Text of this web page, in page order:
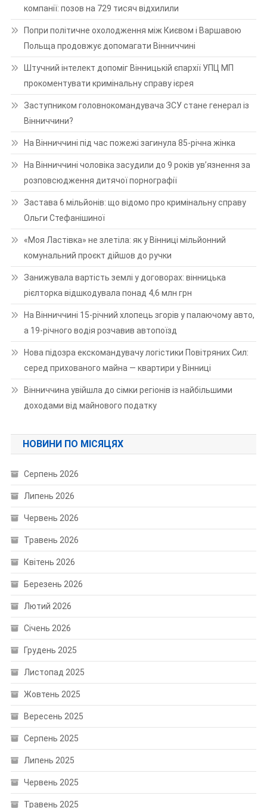
компанії: позов на 729 тисяч відхилили
Попри політичне охолодження між Києвом і Варшавою
Польща продовжує допомагати Вінниччині
Штучний інтелект допоміг Вінницькій єпархії УПЦ МП
прокоментувати кримінальну справу ієрея
Заступником головнокомандувача ЗСУ стане генерал із
Вінниччини?
На Вінниччині під час пожежі загинула 85-річна жінка
На Вінниччині чоловіка засудили до 9 років ув’язнення за
розповсюдження дитячої порнографії
Застава 6 мільйонів: що відомо про кримінальну справу
Ольги Стефанішиної
«Моя Ластівка» не злетіла: як у Вінниці мільйонний
комунальний проєкт дійшов до ручки
Занижувала вартість землі у договорах: вінницька
рієлторка відшкодувала понад 4,6 млн грн
На Вінниччині 15-річний хлопець згорів у палаючому авто,
а 19-річного водія розчавив автопоїзд
Нова підозра екскомандувачу логістики Повітряних Сил:
серед прихованого майна — квартири у Вінниці
Вінниччина увійшла до сімки регіонів із найбільшими
доходами від майнового податку
НОВИНИ ПО МІСЯЦЯХ
Серпень 2026
Липень 2026
Червень 2026
Травень 2026
Квітень 2026
Березень 2026
Лютий 2026
Січень 2026
Грудень 2025
Листопад 2025
Жовтень 2025
Вересень 2025
Серпень 2025
Липень 2025
Червень 2025
Травень 2025